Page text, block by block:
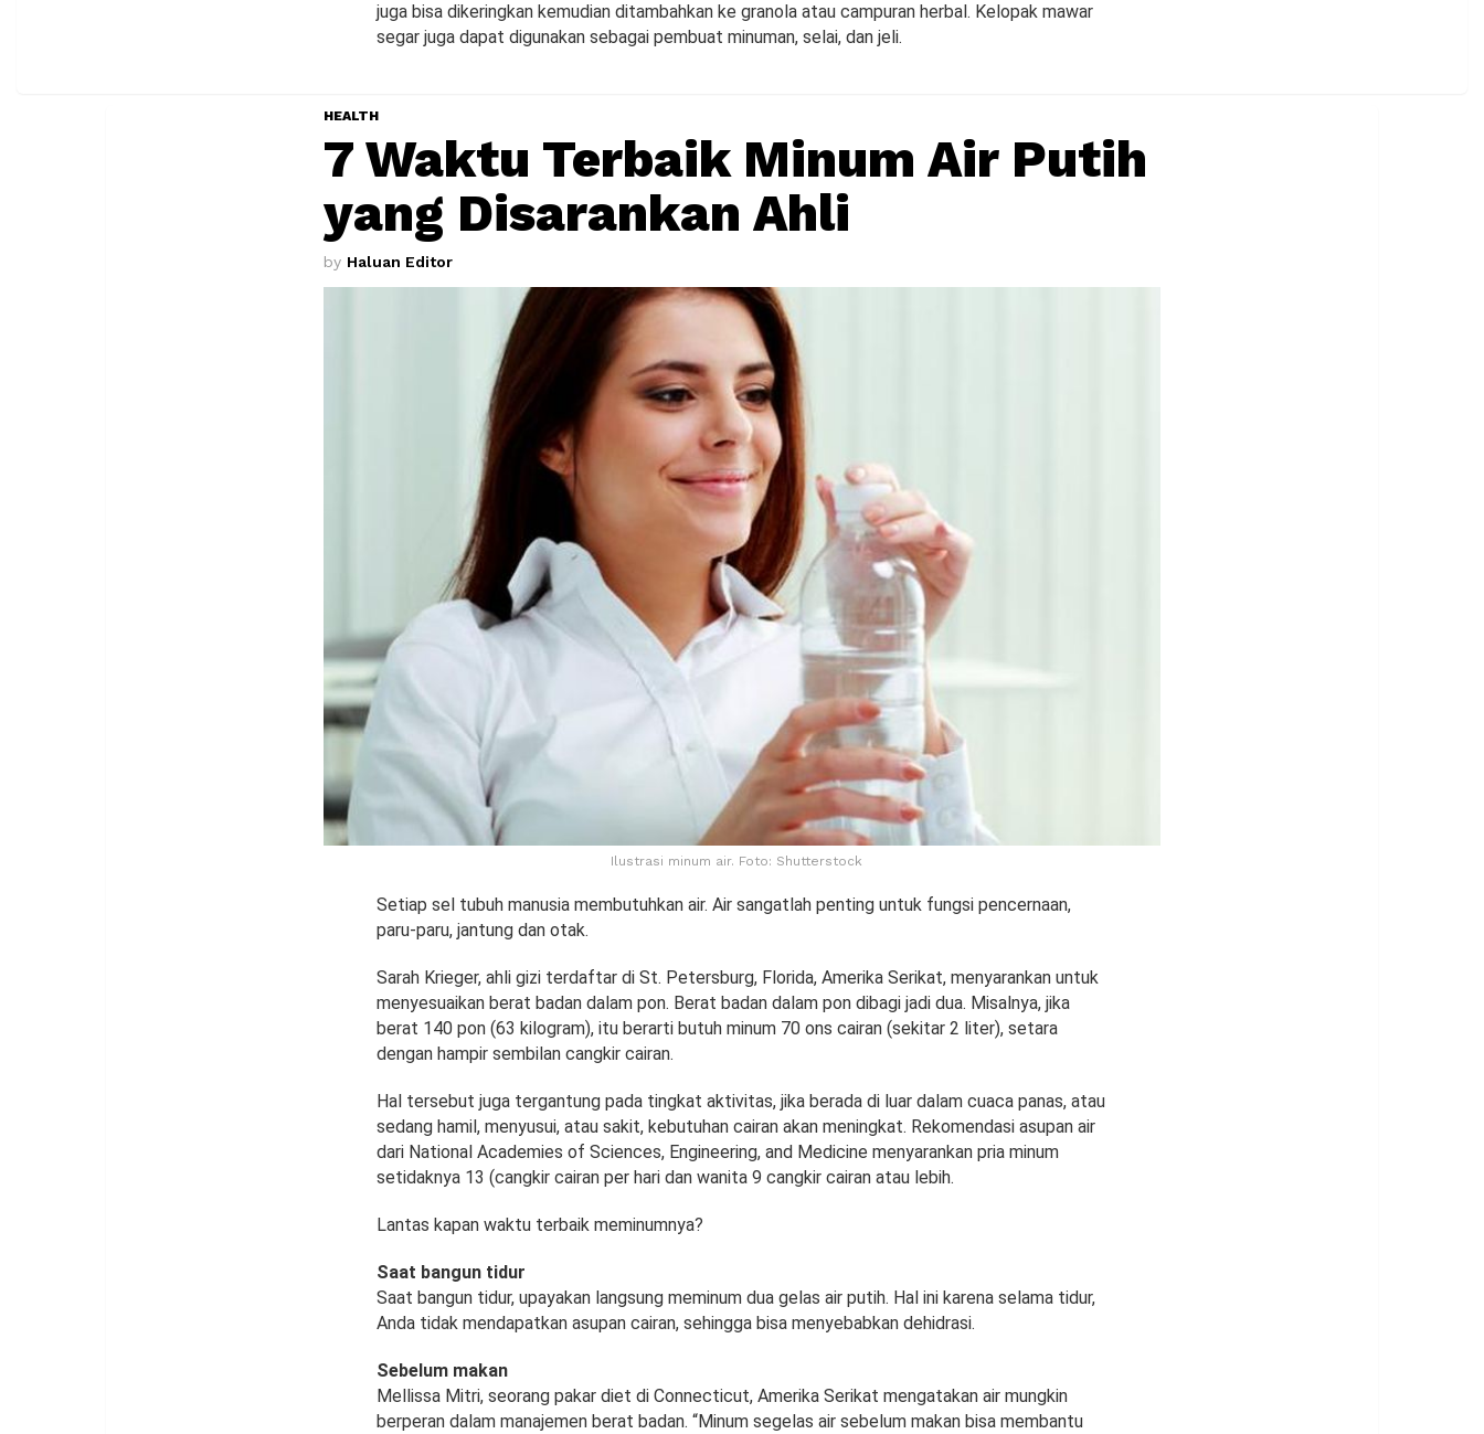
juga bisa dikeringkan kemudian ditambahkan ke granola atau campuran herbal. Kelopak mawar
segar juga dapat digunakan sebagai pembuat minuman, selai, dan jeli.
HEALTH
7 Waktu Terbaik Minum Air Putih
yang Disarankan Ahli
by Haluan Editor
Ilustrasi minum air. Foto: Shutterstock
Setiap sel tubuh manusia membutuhkan air. Air sangatlah penting untuk fungsi pencernaan,
paru-paru, jantung dan otak.
Sarah Krieger, ahli gizi terdaftar di St. Petersburg, Florida, Amerika Serikat, menyarankan untuk
menyesuaikan berat badan dalam pon. Berat badan dalam pon dibagi jadi dua. Misalnya, jika
berat 140 pon (63 kilogram), itu berarti butuh minum 70 ons cairan (sekitar 2 liter), setara
dengan hampir sembilan cangkir cairan.
Hal tersebut juga tergantung pada tingkat aktivitas, jika berada di luar dalam cuaca panas, atau
sedang hamil, menyusui, atau sakit, kebutuhan cairan akan meningkat. Rekomendasi asupan air
dari National Academies of Sciences, Engineering, and Medicine menyarankan pria minum
setidaknya 13 (cangkir cairan per hari dan wanita 9 cangkir cairan atau lebih.
Lantas kapan waktu terbaik meminumnya?
Saat bangun tidur
Saat bangun tidur, upayakan langsung meminum dua gelas air putih. Hal ini karena selama tidur,
Anda tidak mendapatkan asupan cairan, sehingga bisa menyebabkan dehidrasi.
Sebelum makan
Mellissa Mitri, seorang pakar diet di Connecticut, Amerika Serikat mengatakan air mungkin
berperan dalam manajemen berat badan. “Minum segelas air sebelum makan bisa membantu